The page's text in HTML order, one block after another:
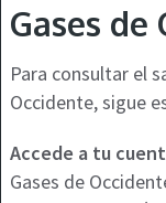
Gases de
Para consultar el
Occidente, sigue
Accede a tu
Gases de